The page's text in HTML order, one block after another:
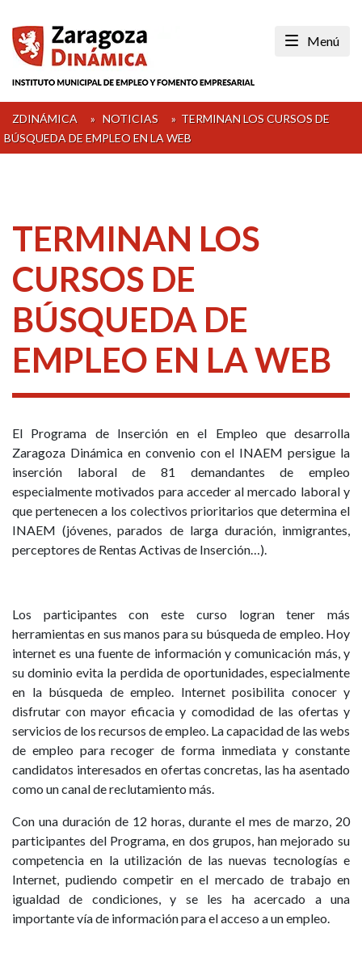
content
Menú
ZDINÁMICA » NOTICIAS » TERMINAN LOS CURSOS DE
BÚSQUEDA DE EMPLEO EN LA WEB
TERMINAN LOS
CURSOS DE
BÚSQUEDA DE
EMPLEO EN LA WEB
El Programa de Inserción en el Empleo que desarrolla
Zaragoza Dinámica en convenio con el INAEM persigue la
inserción laboral de 81 demandantes de empleo
especialmente motivados para acceder al mercado laboral y
que pertenecen a los colectivos prioritarios que determina el
INAEM (jóvenes, parados de larga duración, inmigrantes,
perceptores de Rentas Activas de Inserción…).
Los participantes con este curso logran tener más
herramientas en sus manos para su búsqueda de empleo. Hoy
internet es una fuente de información y comunicación más, y
su dominio evita la perdida de oportunidades, especialmente
en la búsqueda de empleo. Internet posibilita conocer y
disfrutar con mayor eficacia y comodidad de las ofertas y
servicios de los recursos de empleo. La capacidad de las webs
de empleo para recoger de forma inmediata y constante
candidatos interesados en ofertas concretas, las ha asentado
como un canal de reclutamiento más.
Con una duración de 12 horas, durante el mes de marzo, 20
participantes del Programa, en dos grupos, han mejorado su
competencia en la utilización de las nuevas tecnologías e
Internet, pudiendo competir en el mercado de trabajo en
igualdad de condiciones, y se les ha acercado a una
importante vía de información para el acceso a un empleo.